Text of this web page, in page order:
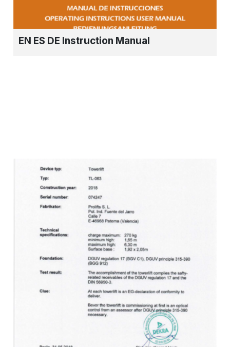
EN ES DE Instruction Manual